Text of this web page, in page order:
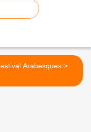
Festival Arabesques >